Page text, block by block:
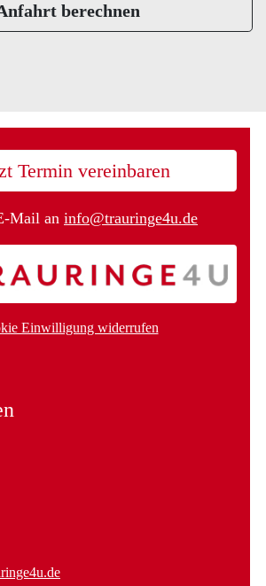
berechnen
Termin vereinbaren
Mail an info@trauringe4u.de
Einwilligung widerrufen